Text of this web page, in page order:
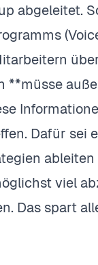
abgeleitet.
**müsse
Dafür sei
viel
Das spart